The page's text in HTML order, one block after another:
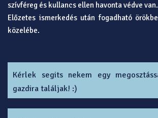
szívféreg és kullancs ellen havonta védve van.
Előzetes ismerkedés után fogadható
közelébe.
Kérlek segits nekem egy
gazdira találjak! :)